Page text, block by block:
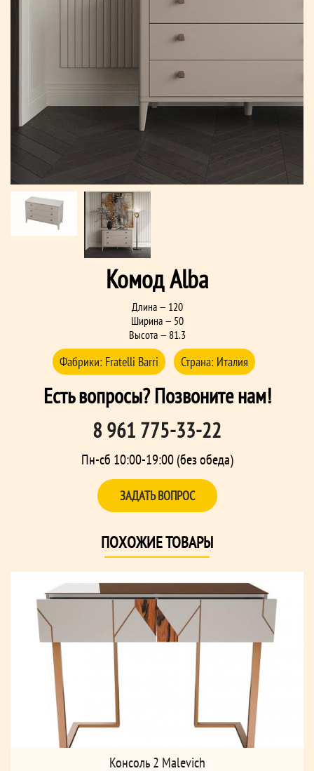
Комод Alba
Длина — 120
Ширина — 50
Высота — 81.3
Фабрики: Fratelli Barri Страна: Италия
Есть вопросы? Позвоните нам!
8 961 775-33-22
Пн-сб 10:00-19:00 (без обеда)
ЗАДАТЬ ВОПРОС
ПОХОЖИЕ ТОВАРЫ
Консоль 2 Malevich